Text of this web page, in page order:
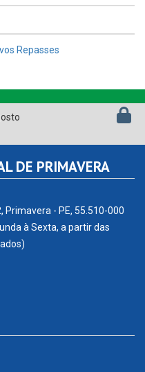
Repasses
DE PRIMAVERA
Primavera - PE, 55.510-000
à Sexta, a partir das